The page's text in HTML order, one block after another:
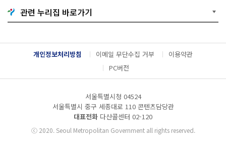
기
G
o
g
l
e
e
서
다
운
관련 누리집 바로가기
개인정보처리방침 이메일 무단수집 거부
이용약관
PC버전
서울특별시청 04524
서울특별시 중구 세종대로 110 콘텐츠담당관
대표전화 다산콜센터 02-120
ⓒ2020. Seoul Metropolitan Government all rights reserved.